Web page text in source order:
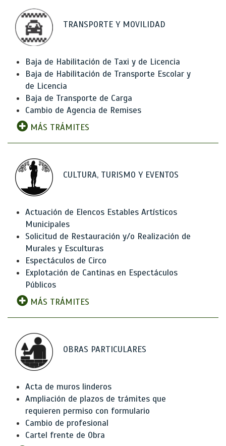
TRANSPORTE Y MOVILIDAD
Baja de Habilitación de Taxi y de Licencia
Baja de Habilitación de Transporte Escolar y
de Licencia
Baja de Transporte de Carga
Cambio de Agencia de Remises
MÁS TRÁMITES
CULTURA, TURISMO Y EVENTOS
Actuación de Elencos Estables Artísticos
Municipales
Solicitud de Restauración y/o Realización de
Murales y Esculturas
Espectáculos de Circo
Explotación de Cantinas en Espectáculos
Públicos
MÁS TRÁMITES
OBRAS PARTICULARES
Acta de muros linderos
Ampliación de plazos de trámites que
requieren permiso con formulario
Cambio de profesional
Cartel frente de Obra